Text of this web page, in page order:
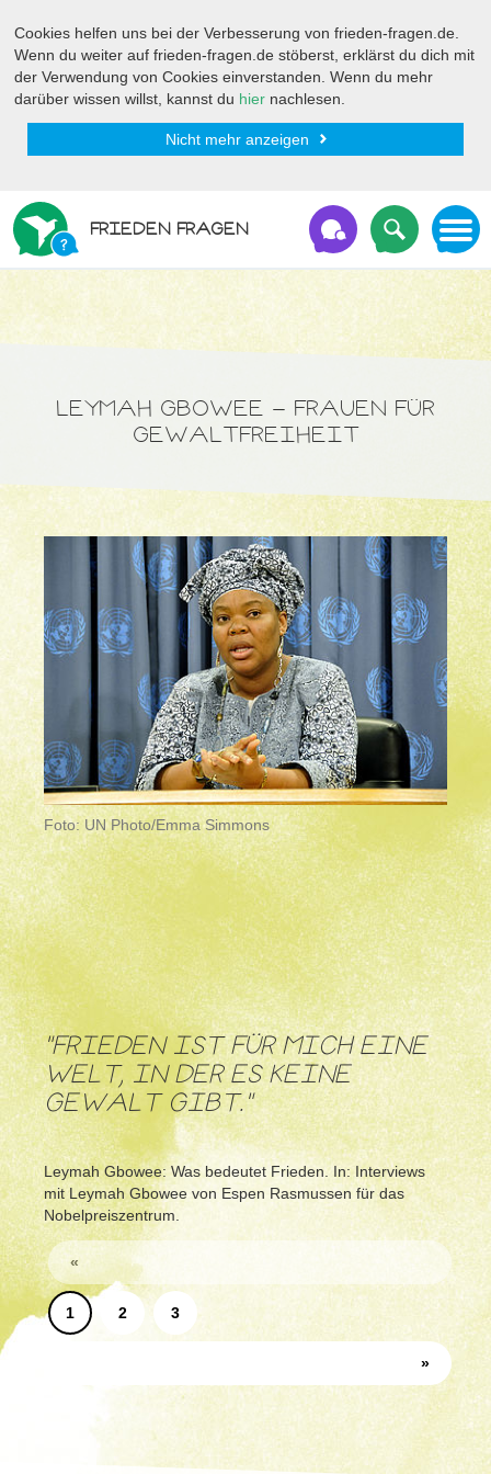
Cookies helfen uns bei der Verbesserung von frieden-fragen.de.
Wenn du weiter auf frieden-fragen.de stöberst, erklärst du dich mit
der Verwendung von Cookies einverstanden. Wenn du mehr
darüber wissen willst, kannst du hier nachlesen.
Nicht mehr anzeigen
FRIEDEN FRAGEN
LEYMAH GBOWEE - FRAUEN FÜR
GEWALTFREIHEIT
Foto: UN Photo/Emma Simmons
"FRIEDEN IST FÜR MICH EINE
WELT, IN DER ES KEINE
GEWALT GIBT."
Leymah Gbowee: Was bedeutet Frieden. In: Interviews
mit Leymah Gbowee von Espen Rasmussen für das
Nobelpreiszentrum.
«
1 2 3
»